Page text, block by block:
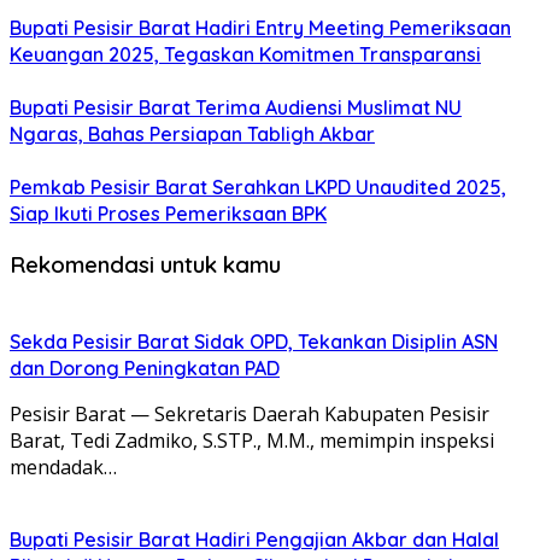
Bupati Pesisir Barat Hadiri Entry Meeting Pemeriksaan
Keuangan 2025, Tegaskan Komitmen Transparansi
Bupati Pesisir Barat Terima Audiensi Muslimat NU
Ngaras, Bahas Persiapan Tabligh Akbar
Pemkab Pesisir Barat Serahkan LKPD Unaudited 2025,
Siap Ikuti Proses Pemeriksaan BPK
Rekomendasi untuk kamu
Sekda Pesisir Barat Sidak OPD, Tekankan Disiplin ASN
dan Dorong Peningkatan PAD
Pesisir Barat — Sekretaris Daerah Kabupaten Pesisir
Barat, Tedi Zadmiko, S.STP., M.M., memimpin inspeksi
mendadak…
Bupati Pesisir Barat Hadiri Pengajian Akbar dan Halal